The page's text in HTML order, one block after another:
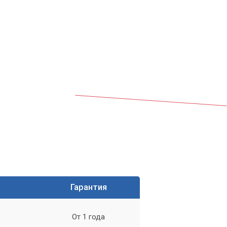
Гарантия
От 1 года